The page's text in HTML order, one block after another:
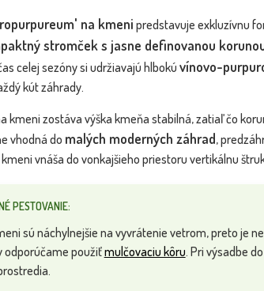
na kmeni predstavuje exkluzívnu
stromček s jasne definovanou
celej sezóny si udržiavajú hlbokúvínovo-
kút záhrady.
kmeni zostáva výška kmeňa stabilná, zatiaľ čo
vhodná do malých moderných záhrad,
vnáša do vonkajšieho priestoru vertikálnu
PESTOVANIE:
sú náchylnejšie na vyvrátenie vetrom, preto je
odporúčame použiťmulčovaciu kôru. Pri výsadbe